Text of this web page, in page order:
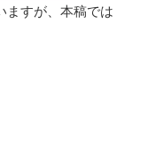
ますが、本稿では